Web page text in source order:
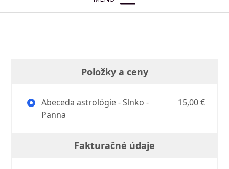
Položky a ceny
Abeceda astrológie - Slnko -
Panna
15,00 €
Fakturačné údaje